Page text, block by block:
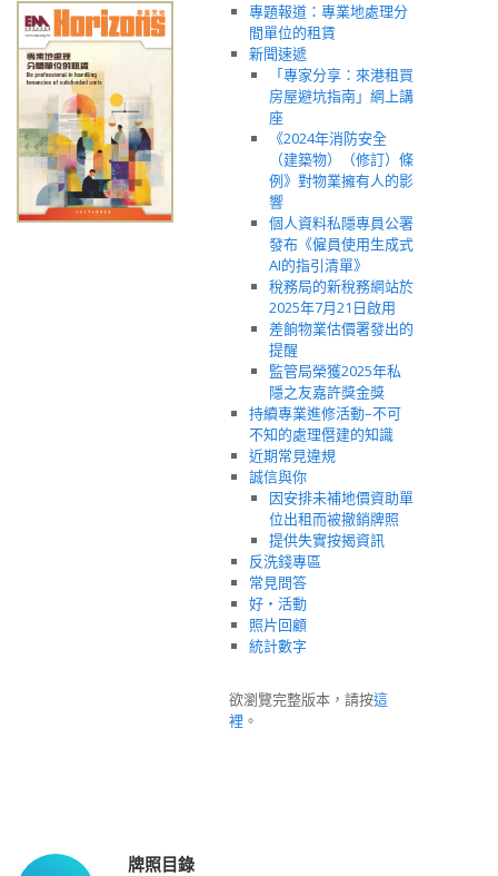
專題報道：專業地處理分
間單位的租賃
新聞速遞
「專家分享：來港租買
房屋避坑指南」網上講
座
《2024年消防安全
（建築物）（修訂）條
例》對物業擁有人的影
響
個人資料私隱專員公署
發布《僱員使用生成式
AI的指引清單》
稅務局的新稅務網站於
2025年7月21日啟用
差餉物業估價署發出的
提醒
監管局榮獲2025年私
隱之友嘉許獎金獎
持續專業進修活動–不可
不知的處理僭建的知識
近期常見違規
誠信與你
因安排未補地價資助單
位出租而被撤銷牌照
提供失實按揭資訊
反洗錢專區
常見問答
好‧活動
照片回顧
統計數字
欲瀏覽完整版本，請按這
裡 。
牌照目錄